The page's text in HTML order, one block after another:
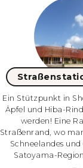
Ein Stützpunkt in
Äpfel und Hiba-
werden! Eine
Straßenrand, wo
Schneelandes
Satoyama-